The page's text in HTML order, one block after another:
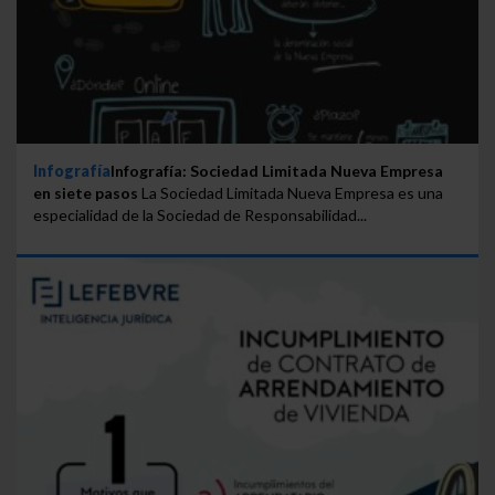
InfografíaInfografía: Sociedad Limitada Nueva Empresa
en siete pasos La Sociedad Limitada Nueva Empresa es una
especialidad de la Sociedad de Responsabilidad...